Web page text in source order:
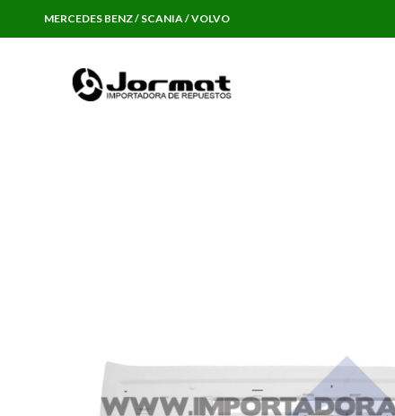
MERCEDES BENZ / SCANIA / VOLVO